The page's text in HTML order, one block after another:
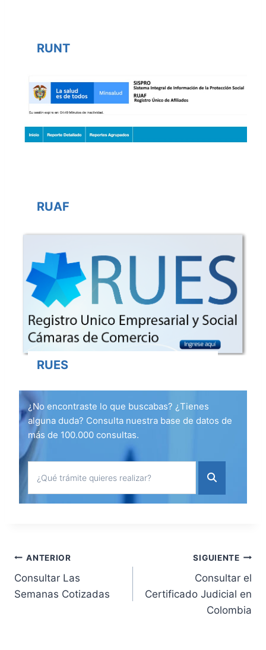
RUNT
RUAF
RUES
¿No encontraste lo que buscabas? ¿Tienes
alguna duda? Consulta nuestra base de datos de
más de 100.000 consultas.
Navegación
de
ANTERIOR
Consultar Las
Semanas Cotizadas
SIGUIENTE
Consultar el
Certificado Judicial en
Colombia